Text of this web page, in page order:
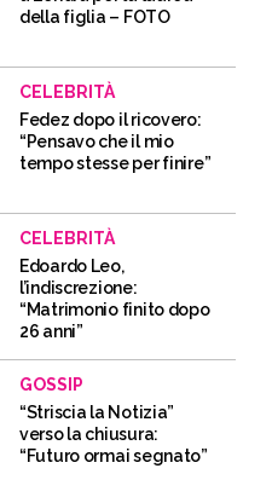
della figlia – FOTO
CELEBRITÀ
Fedez dopo il ricovero:
“Pensavo che il mio
tempo stesse per finire”
CELEBRITÀ
Edoardo Leo,
l’indiscrezione:
“Matrimonio finito dopo
26 anni”
GOSSIP
“Striscia la Notizia”
verso la chiusura:
“Futuro ormai segnato”